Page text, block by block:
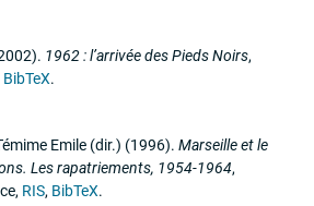
. 1962 : l’arrivée des Pieds Noirs,
BibTeX.
Emile (dir.) (1996). Marseille et le
Les rapatriements, 1954-1964,
, RIS, BibTeX.